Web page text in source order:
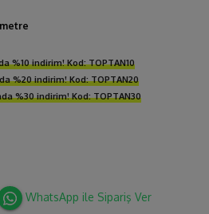
%10 indirim! Kod: TOPTAN10
%20 indirim! Kod: TOPTAN20
%30 indirim! Kod: TOPTAN30
WhatsApp ile Sipariş Ver